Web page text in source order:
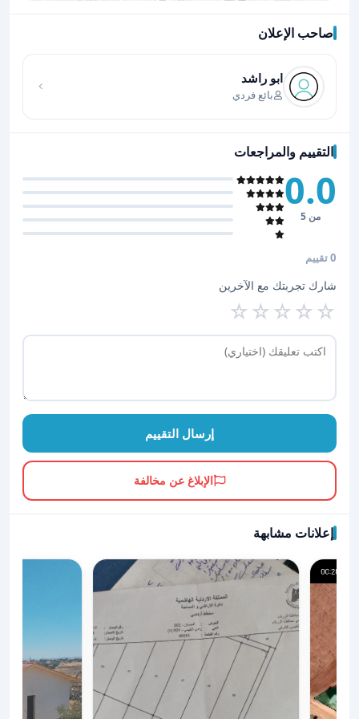
صاحب الإعلان
ابو راشد
بائع فردي
التقييم والمراجعات
0.0
من 5
0 تقييم
شارك تجربتك مع الآخرين
☆
☆
☆
☆
☆
إرسال التقييم
الإبلاغ عن مخالفة
إعلانات مشابهة